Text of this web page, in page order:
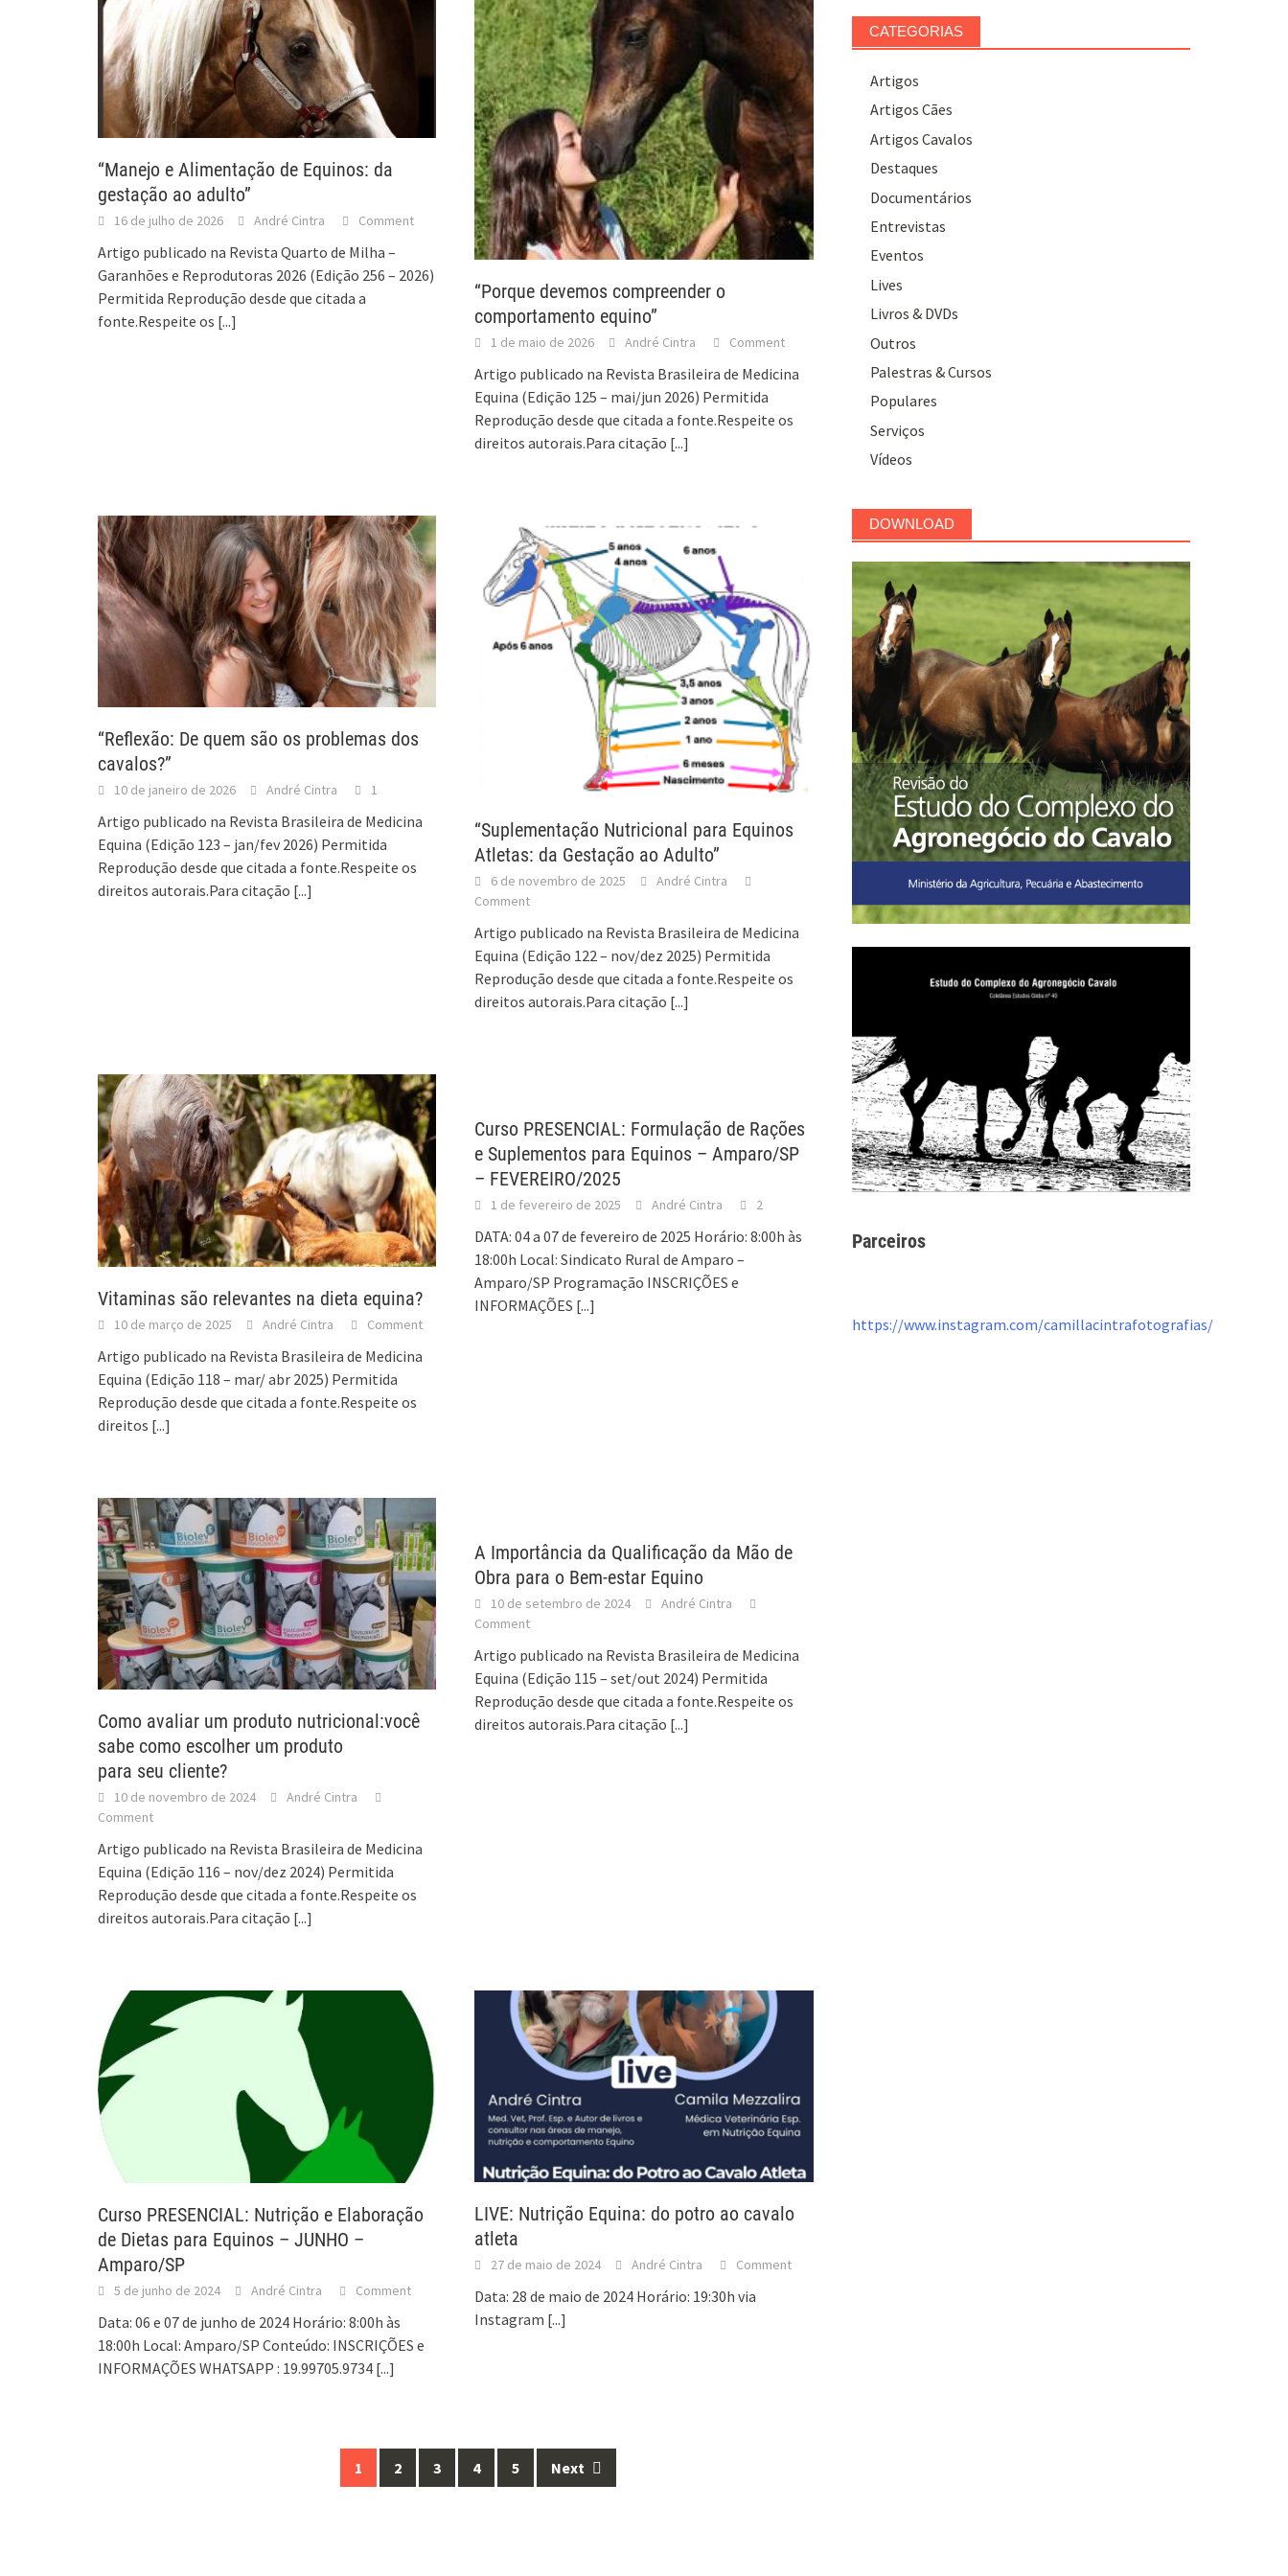
“Manejo e Alimentação de Equinos: da
gestação ao adulto”
16 de julho de 2026 André Cintra Comment
Artigo publicado na Revista Quarto de Milha –
Garanhões e Reprodutoras 2026 (Edição 256 – 2026)
Permitida Reprodução desde que citada a
fonte.Respeite os [...]
“Porque devemos compreender o
comportamento equino”
1 de maio de 2026 André Cintra Comment
Artigo publicado na Revista Brasileira de Medicina
Equina (Edição 125 – mai/jun 2026) Permitida
Reprodução desde que citada a fonte.Respeite os
direitos autorais.Para citação [...]
“Reflexão: De quem são os problemas dos
cavalos?”
10 de janeiro de 2026 André Cintra 1
Artigo publicado na Revista Brasileira de Medicina
Equina (Edição 123 – jan/fev 2026) Permitida
Reprodução desde que citada a fonte.Respeite os
direitos autorais.Para citação [...]
“Suplementação Nutricional para Equinos
Atletas: da Gestação ao Adulto”
6 de novembro de 2025
André Cintra
Comment
Artigo publicado na Revista Brasileira de Medicina
Equina (Edição 122 – nov/dez 2025) Permitida
Reprodução desde que citada a fonte.Respeite os
direitos autorais.Para citação [...]
Vitaminas são relevantes na dieta equina?
10 de março de 2025 André Cintra Comment
Artigo publicado na Revista Brasileira de Medicina
Equina (Edição 118 – mar/ abr 2025) Permitida
Reprodução desde que citada a fonte.Respeite os
direitos [...]
Curso PRESENCIAL: Formulação de Rações
e Suplementos para Equinos – Amparo/SP
– FEVEREIRO/2025
1 de fevereiro de 2025 André Cintra 2
DATA: 04 a 07 de fevereiro de 2025 Horário: 8:00h às
18:00h Local: Sindicato Rural de Amparo –
Amparo/SP Programação INSCRIÇÕES e
INFORMAÇÕES [...]
Como avaliar um produto nutricional:você
sabe como escolher um produto
para seu cliente?
10 de novembro de 2024
André Cintra
Comment
Artigo publicado na Revista Brasileira de Medicina
Equina (Edição 116 – nov/dez 2024) Permitida
Reprodução desde que citada a fonte.Respeite os
direitos autorais.Para citação [...]
A Importância da Qualificação da Mão de
Obra para o Bem-estar Equino
10 de setembro de 2024
André Cintra
Comment
Artigo publicado na Revista Brasileira de Medicina
Equina (Edição 115 – set/out 2024) Permitida
Reprodução desde que citada a fonte.Respeite os
direitos autorais.Para citação [...]
Curso PRESENCIAL: Nutrição e Elaboração
de Dietas para Equinos – JUNHO –
Amparo/SP
5 de junho de 2024 André Cintra Comment
Data: 06 e 07 de junho de 2024 Horário: 8:00h às
18:00h Local: Amparo/SP Conteúdo: INSCRIÇÕES e
INFORMAÇÕES WHATSAPP : 19.99705.9734 [...]
LIVE: Nutrição Equina: do potro ao cavalo
atleta
27 de maio de 2024 André Cintra Comment
Data: 28 de maio de 2024 Horário: 19:30h via
Instagram [...]
1 2 3 4 5 Next
CATEGORIAS
Artigos
Artigos Cães
Artigos Cavalos
Destaques
Documentários
Entrevistas
Eventos
Lives
Livros & DVDs
Outros
Palestras & Cursos
Populares
Serviços
Vídeos
DOWNLOAD
Parceiros
https://www.instagram.com/camillacintrafotografias/